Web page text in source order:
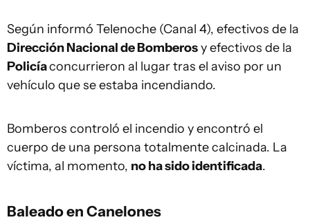
Según informó Telenoche (Canal 4), efectivos de la
Dirección Nacional de Bomberosy efectivos de la
Policíaconcurrieron al lugar tras el aviso por un
vehículo que se estaba incendiando.
Bomberos controló el incendio y encontró el
cuerpo de una persona totalmente calcinada. La
víctima, al momento, no ha sido identificada.
Baleado en Canelones